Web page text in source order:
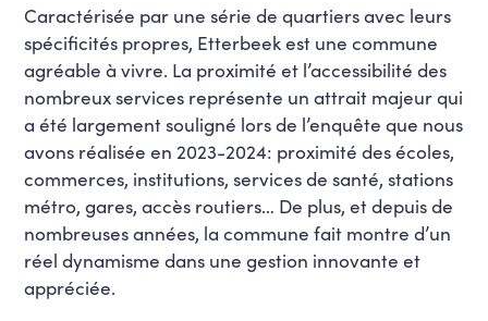
Caractérisée par une série de quartiers avec leurs
spécificités propres, Etterbeek est une commune
agréable à vivre. La proximité et l’accessibilité des
nombreux services représente un attrait majeur qui
a été largement souligné lors de l’enquête que nous
avons réalisée en 2023-2024: proximité des écoles,
commerces, institutions, services de santé, stations
métro, gares, accès routiers… De plus, et depuis de
nombreuses années, la commune fait montre d’un
réel dynamisme dans une gestion innovante et
appréciée.